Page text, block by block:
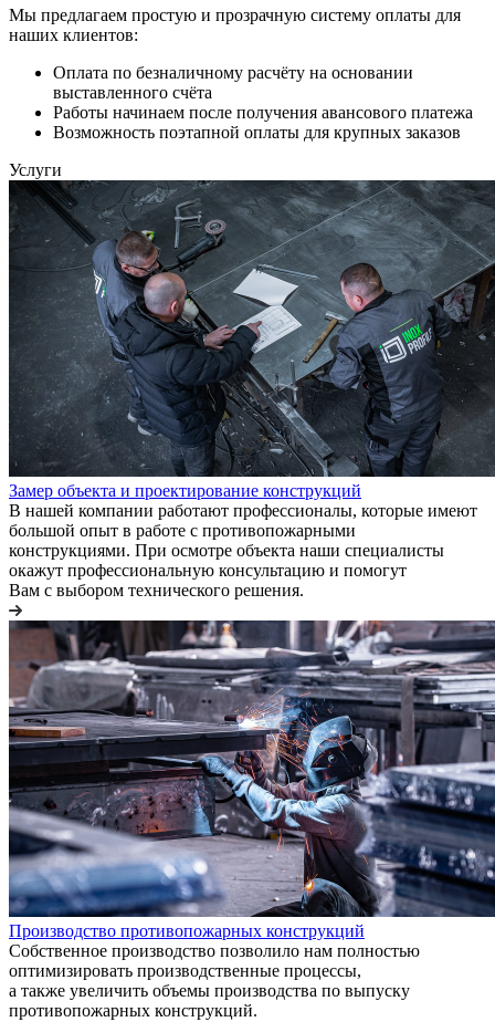
Мы предлагаем простую и прозрачную систему оплаты для
наших клиентов:
Оплата по безналичному расчёту на основании
выставленного счёта
Работы начинаем после получения авансового платежа
Возможность поэтапной оплаты для крупных заказов
Услуги
Замер объекта и проектирование конструкций
В нашей компании работают профессионалы, которые имеют
большой опыт в работе с противопожарными
конструкциями. При осмотре объекта наши специалисты
окажут профессиональную консультацию и помогут
Вам с выбором технического решения.
Производство противопожарных конструкций
Собственное производство позволило нам полностью
оптимизировать производственные процессы,
а также увеличить объемы производства по выпуску
противопожарных конструкций.